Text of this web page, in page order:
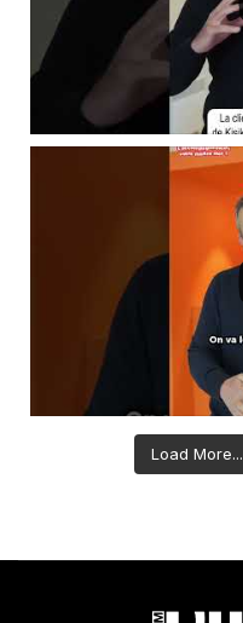
Load More...